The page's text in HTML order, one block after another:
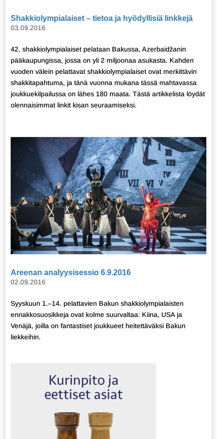
Shakkiolympialaiset – tietoa ja hyödyllisiä linkkejä
03.09.2016
42. shakkiolympialaiset pelataan Bakussa, Azerbaidžanin
pääkaupungissa, jossa on yli 2 miljoonaa asukasta. Kahden
vuoden välein pelattavat shakkiolympialaiset ovat merkittävin
shakkitapahtuma, ja tänä vuonna mukana tässä mahtavassa
joukkuekilpailussa on lähes 180 maata. Tästä artikkelista löydät
olennaisimmat linkit kisan seuraamiseksi.
Areenan analyysisessio 6.9.2016
02.09.2016
Syyskuun 1.–14. pelattavien Bakun shakkiolympialaisten
ennakkosuosikkeja ovat kolme suurvaltaa: Kiina, USA ja
Venäjä, joilla on fantastiset joukkueet heitettäväksi Bakun
liekkeihin.